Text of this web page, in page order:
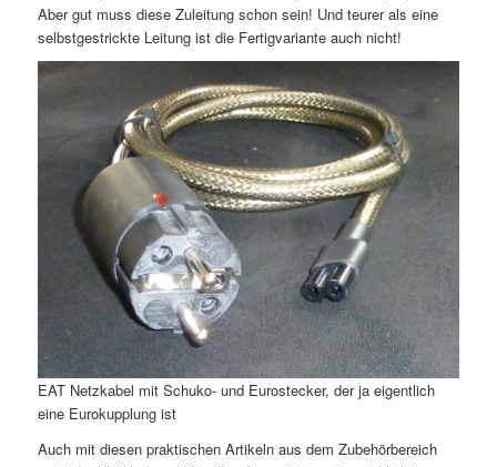
Aber gut muss diese Zuleitung schon sein! Und teurer als eine
selbstgestrickte Leitung ist die Fertigvariante auch nicht!
EAT Netzkabel mit Schuko- und Eurostecker, der ja eigentlich
eine Eurokupplung ist
Auch mit diesen praktischen Artikeln aus dem Zubehörbereich